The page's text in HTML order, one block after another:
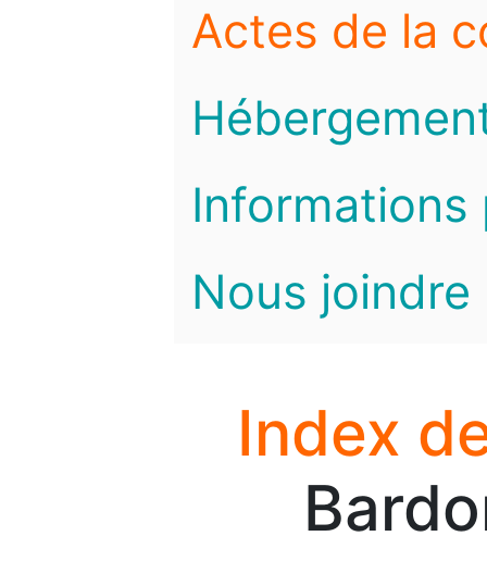
Actes de la
Informations
Nous joindre
Index